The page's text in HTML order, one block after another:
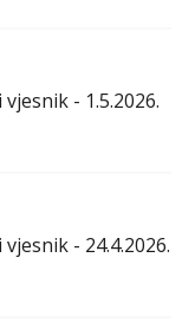
- 1.5.2026.
- 24.4.2026.